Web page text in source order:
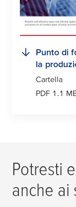
Punto di
la
Cartella
PDF 1.1
Potresti
anche ai